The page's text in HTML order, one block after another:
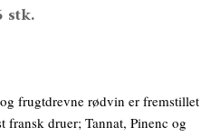
stk.
frugtdrevne rødvin er fremstillet
fransk druer; Tannat, Pinenc og